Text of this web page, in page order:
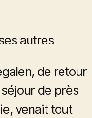
autres
de retour
séjour de près
venait tout